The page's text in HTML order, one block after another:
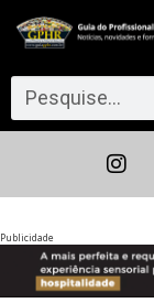
Publicidade